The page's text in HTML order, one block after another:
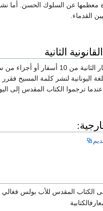
معظمها عن السلوك الحسن. أما
القدماء.
الثانية
اليونانية لنشر كلمة المسيح
ترجموا الكتاب المقدس إلى
الكتاب المقدس للأب بولس فغالي